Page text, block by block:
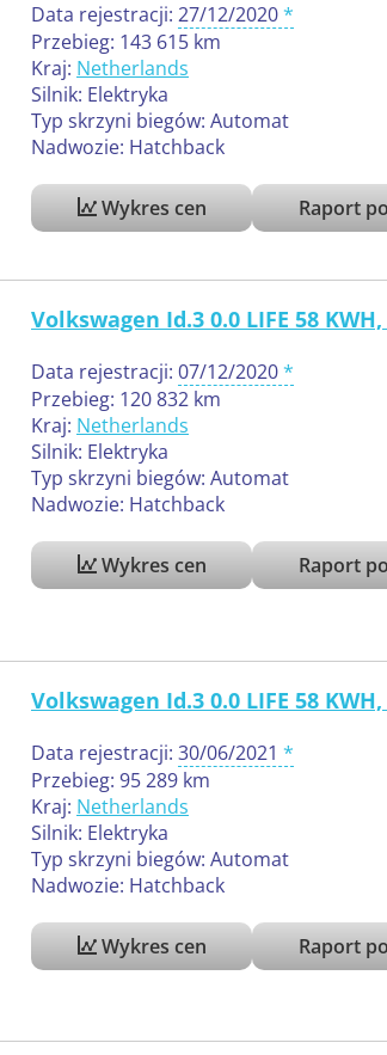
Data rejestracji: 27/12/2020
Przebieg: 143 615 km
Kraj: Netherlands
Silnik: Elektryka
Typ skrzyni biegów: Automat
Nadwozie: Hatchback
Wykres cen Raport
Volkswagen Id.3 0.0 LIFE 58 KWH,
Data rejestracji: 07/12/2020
Przebieg: 120 832 km
Kraj: Netherlands
Silnik: Elektryka
Typ skrzyni biegów: Automat
Nadwozie: Hatchback
Wykres cen Raport
Volkswagen Id.3 0.0 LIFE 58 KWH,
Data rejestracji: 30/06/2021
Przebieg: 95 289 km
Kraj: Netherlands
Silnik: Elektryka
Typ skrzyni biegów: Automat
Nadwozie: Hatchback
Wykres cen Raport